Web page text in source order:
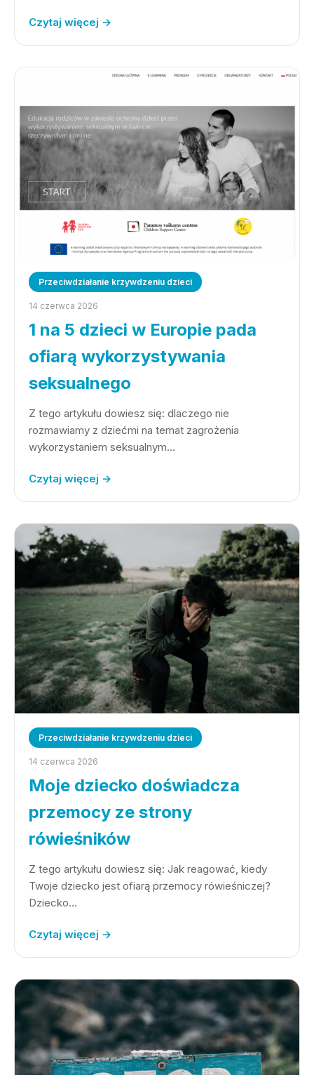
Czytaj więcej →
Przeciwdziałanie krzywdzeniu dzieci
14 czerwca 2026
1 na 5 dzieci w Europie pada
ofiarą wykorzystywania
seksualnego
Z tego artykułu dowiesz się: dlaczego nie
rozmawiamy z dziećmi na temat zagrożenia
wykorzystaniem seksualnym…
Czytaj więcej →
Przeciwdziałanie krzywdzeniu dzieci
14 czerwca 2026
Moje dziecko doświadcza
przemocy ze strony
rówieśników
Z tego artykułu dowiesz się: Jak reagować, kiedy
Twoje dziecko jest ofiarą przemocy rówieśniczej?
Dziecko…
Czytaj więcej →